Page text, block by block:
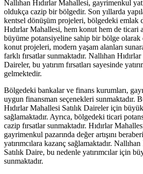
Nallıhan Hıdırlar Mahallesi, gayrimenkul
oldukça cazip bir bölgedir. Son yıllarda
kentsel dönüşüm projeleri, bölgedeki emlak
Hıdırlar Mahallesi, hem konut hem de ticari
büyüme potansiyeline sahip bir bölge olarak
konut projeleri, modern yaşam alanları
farklı fırsatlar sunmaktadır. Nallıhan
Daireler, bu yatırım fırsatları sayesinde
gelmektedir.
Bölgedeki bankalar ve finans kurumları,
uygun finansman seçenekleri sunmaktadır.
Hıdırlar Mahallesi Satılık Daireler için
sağlamaktadır. Ayrıca, bölgedeki ticari
cazip fırsatlar sunmaktadır. Hıdırlar
gayrimenkul pazarında değer artışını
yatırımcılara kazanç sağlamaktadır.
Satılık Daire, bu nedenle yatırımcılar için
sunmaktadır.